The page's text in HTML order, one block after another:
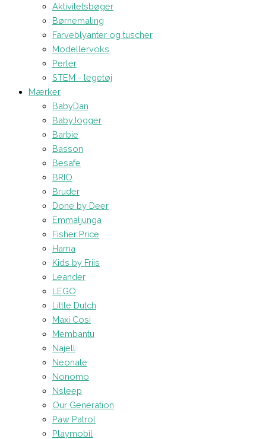
Aktivitetsbøger
Børnemaling
Farveblyanter og tuscher
Modellervoks
Perler
STEM - legetøj
Mærker
BabyDan
BabyJogger
Barbie
Basson
Besafe
BRIO
Bruder
Done by Deer
Emmaljunga
Fisher Price
Hama
Kids by Friis
Leander
LEGO
Little Dutch
Maxi Cosi
Membantu
Najell
Neonate
Nonomo
Nsleep
Our Generation
Paw Patrol
Playmobil